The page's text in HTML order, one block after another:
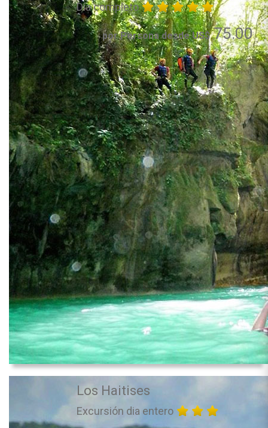
Día completo
por Persona desde US$75.00
Los Haitises
Excursión dia entero